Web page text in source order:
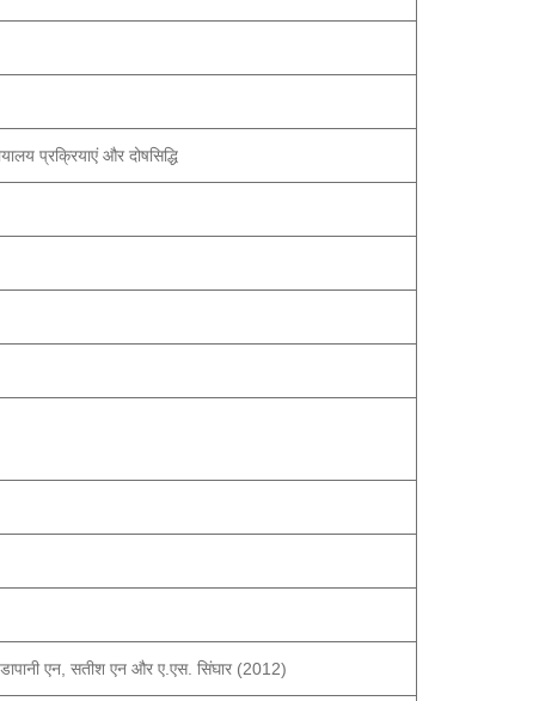
प्रक्रियाएं और दोषसिद्धि
एन, सतीश एन और ए.एस. सिंघार (2012)